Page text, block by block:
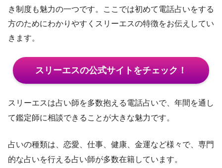
き制度も魅力の一つです。ここでは初めて電話占いをする
方のためにわかりやすくスリーエスの特徴をお伝えしてい
きます。
スリーエスの公式サイトをチェック！
スリーエスは占い師を多数抱える電話占いで、年間を通し
て鑑定師に相談できることが大きな魅力です。
占いの種類は、恋愛、仕事、健康、金運など様々で、専門
的な占いを行える占い師が多数在籍しています。